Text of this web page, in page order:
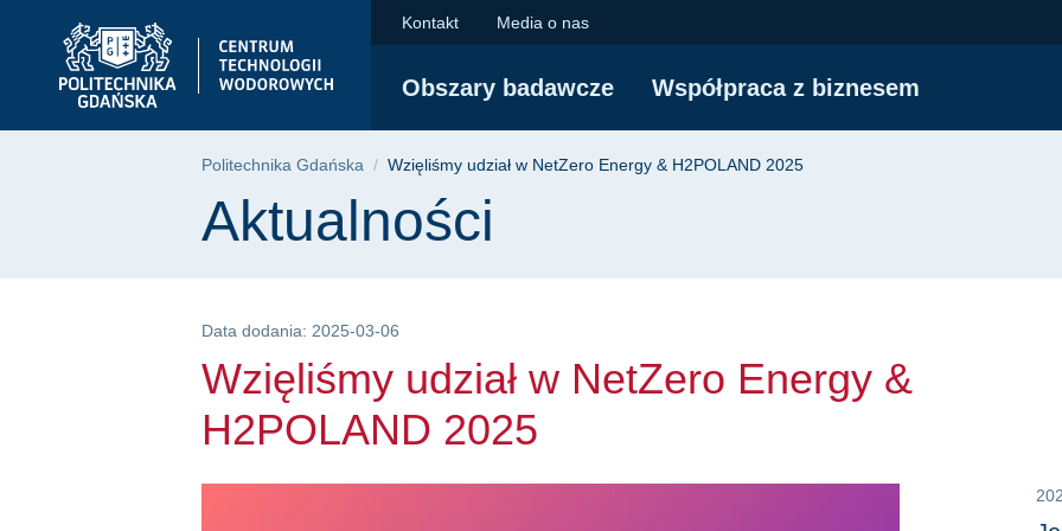
głównego
wyszukiwarki
Wzięliśmy udział w NetZero Energy &
Kontakt Media o nas
Obszary badawcze Współpraca z biznesem
Ścieżka nawigacyjna
Politechnika Gdańska Wzięliśmy udział w NetZero Energy & H2POLAND 2025
Treść strony
Aktualności
Data dodania: 2025-03-06
Wzięliśmy udział w NetZero Energy &
H2POLAND 2025